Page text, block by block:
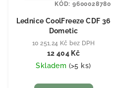
Lednice CoolFreeze CDF 36
Dometic
10 251,24 Kč bez DPH
12 404 Kč
Skladem (>5 ks)
KÓD: 9600028780